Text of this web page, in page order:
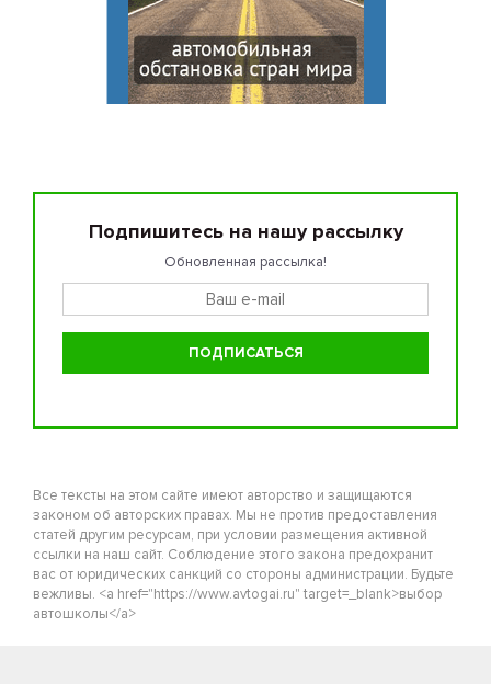
Подпишитесь на нашу рассылку
Обновленная рассылка!
Все тексты на этом сайте имеют авторство и защищаются
законом об авторских правах. Мы не против предоставления
статей другим ресурсам, при условии размещения активной
ссылки на наш сайт. Соблюдение этого закона предохранит
вас от юридических санкций со стороны администрации. Будьте
вежливы. <a href="https://www.avtogai.ru" target=_blank>выбор
автошколы</a>